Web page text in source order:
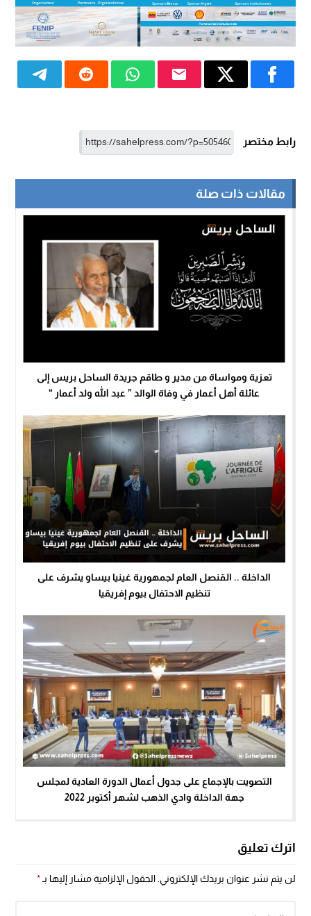
رابط مختصر
مقالات ذات صلة
تعزية ومواساة من مدير و طاقم جريدة الساحل بريس إلى
عائلة أهل أعمار في وفاة الوالد ” عبد الله ولد أعمار “
الداخلة .. القنصل العام لجمهورية غينيا بيساو يشرف على
تنظيم الاحتفال بيوم إفريقيا
التصويت بالإجماع على جدول أعمال الدورة العادية لمجلس
جهة الداخلة وادي الذهب لشهر أكتوبر 2022
اترك تعليق
لن يتم نشر عنوان بريدك الإلكتروني. الحقول الإلزامية مشار إليها بـ*